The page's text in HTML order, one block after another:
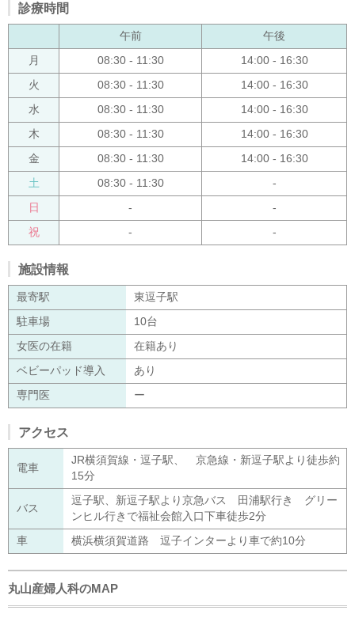
診療時間
午前 午後
月 08:30 - 11:30 14:00 - 16:30
火 08:30 - 11:30 14:00 - 16:30
水 08:30 - 11:30 14:00 - 16:30
木 08:30 - 11:30 14:00 - 16:30
金 08:30 - 11:30 14:00 - 16:30
土 08:30 - 11:30 -
日 - -
祝 - -
施設情報
最寄駅 東逗子駅
駐車場 10台
女医の在籍 在籍あり
ベビーパッド導入 あり
専門医 ー
アクセス
電車
JR横須賀線・逗子駅、 京急線・新逗子駅より徒歩約
15分
バス
逗子駅、新逗子駅より京急バス 田浦駅行き グリー
ンヒル行きで福祉会館入口下車徒歩2分
車 横浜横須賀道路 逗子インターより車で約10分
丸山産婦人科のMAP